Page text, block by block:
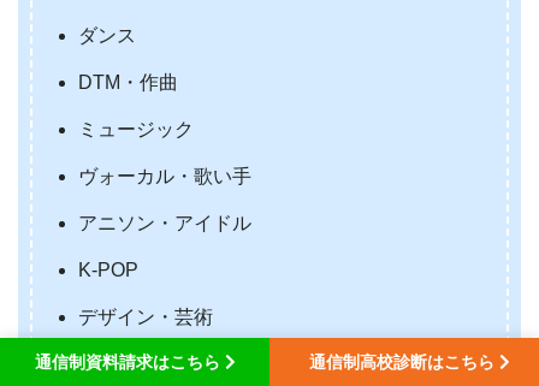
ダンス
DTM・作曲
ミュージック
ヴォーカル・歌い手
アニソン・アイドル
K-POP
デザイン・芸術
CADエンジニア
通信制資料請求はこちら 通信制高校診断はこちら